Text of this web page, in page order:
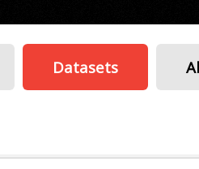
Datasets